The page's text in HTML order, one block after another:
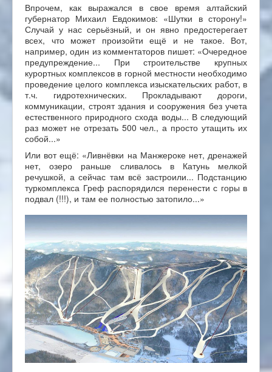
Впрочем, как выражался в свое время алтайский
губернатор Михаил Евдокимов: «Шутки в сторону!»
Случай у нас серьёзный, и он явно предостерегает
всех, что может произойти ещё и не такое. Вот,
например, один из комментаторов пишет: «Очередное
предупреждение... При строительстве крупных
курортных комплексов в горной местности необходимо
проведение целого комплекса изыскательских работ, в
т.ч. гидротехнических. Прокладывают дороги,
коммуникации, строят здания и сооружения без учета
естественного природного схода воды... В следующий
раз может не отрезать 500 чел., а просто утащить их
собой...»
Или вот ещё: «Ливнёвки на Манжероке нет, дренажей
нет, озеро раньше сливалось в Катунь мелкой
речушкой, а сейчас там всё застроили... Подстанцию
туркомплекса Греф распорядился перенести с горы в
подвал (!!!), и там ее полностью затопило...»